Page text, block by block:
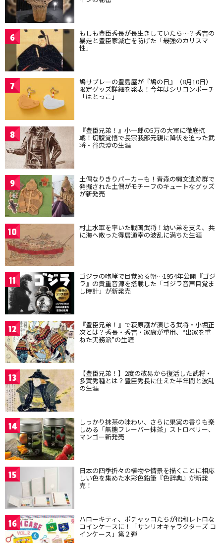
6 もしも豊臣秀長が長生きしていたら…？秀吉の
暴走と豊臣家滅亡を防げた「最強のカリスマ
性」
7 鳩サブレーの豊島屋が『鳩の日』（8月10日）
限定グッズ詳細を発表！今年はシリコンポーチ
「はとっこ」
8 『豊臣兄弟！』小一郎の5万の大軍に徹底抗
戦！切腹覚悟で長宗我部元親に降伏を迫った武
将・谷忠澄の生涯
9 土偶なりきりパーカーも！青森の縄文遺跡群で
発掘された土偶がモチーフのキュートなグッズ
が新発売
10 村上水軍を率いた戦国武将！幼い弟を支え、共
に海へ散った得居通幸の波乱に満ちた生涯
11 ゴジラの咆哮で目覚める朝…1954年公開『ゴジ
ラ』の貴重音源を搭載した「ゴジラ音声目覚ま
し時計」が新発売
12 『豊臣兄弟！』で萩原護が演じる武将・小堀正
次とは？秀長・秀吉・家康が重用、“出家を重
ねた実務派”の生涯
13 【豊臣兄弟！】2度の改易から復活した武将・
多賀秀種とは？豊臣秀長に仕えた半年間と波乱
の生涯
14 しっかり抹茶の味わい、さらに果実の香りも楽
しめる「無糖フレーバー抹茶」ストロベリー、
マンゴー新発売
15 日本の四季折々の植物や情景を描くことに相応
しい色を集めた水彩色鉛筆『色辞典』が新発
売！
16 ハローキティ、ポチャッコたちが昭和レトロな
コインケースに！「サンリオキャラクターズ コ
インケース」第２弾